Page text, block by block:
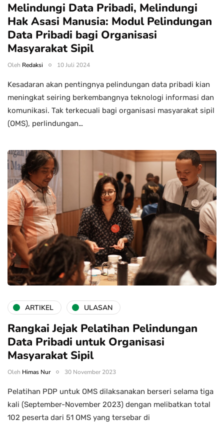
Melindungi Data Pribadi, Melindungi
Hak Asasi Manusia: Modul Pelindungan
Data Pribadi bagi Organisasi
Masyarakat Sipil
Oleh Redaksi 10 Juli 2024
Kesadaran akan pentingnya pelindungan data pribadi kian
meningkat seiring berkembangnya teknologi informasi dan
komunikasi. Tak terkecuali bagi organisasi masyarakat sipil
(OMS), perlindungan…
ARTIKEL ULASAN
Rangkai Jejak Pelatihan Pelindungan
Data Pribadi untuk Organisasi
Masyarakat Sipil
Oleh Himas Nur 30 November 2023
Pelatihan PDP untuk OMS dilaksanakan berseri selama tiga
kali (September-November 2023) dengan melibatkan total
102 peserta dari 51 OMS yang tersebar di